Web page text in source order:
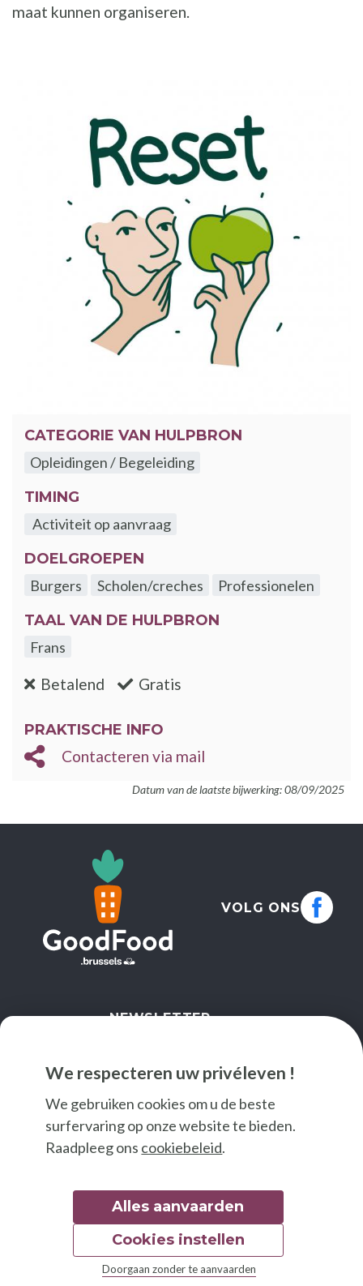
We respecteren uw privéleven !
We gebruiken cookies om u de beste
surfervaring op onze website te bieden.
Raadpleeg ons cookiebeleid.
Alles aanvaarden
Doorgaan zonder te aanvaarden
Cookies instellen
maat kunnen organiseren.
CATEGORIE VAN HULPBRON
Opleidingen / Begeleiding
TIMING
Activiteit op aanvraag
DOELGROEPEN
Burgers
Scholen/creches
Professionelen
TAAL VAN DE HULPBRON
Frans
Betalend :nee Gratis
PRAKTISCHE INFO
Contacteren via mail
Datum van de laatste bijwerking: 08/09/2025
VOLG ONS
NEWSLETTER
© 2026 Good Food
Wettelijke bepalingen